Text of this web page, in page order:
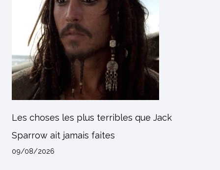
Les choses les plus terribles que Jack
Sparrow ait jamais faites
09/08/2026